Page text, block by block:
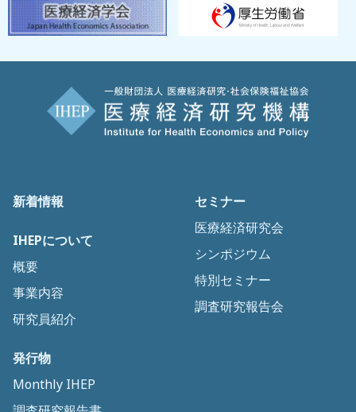
新着情報
IHEPについて
概要
事業内容
研究員紹介
セミナー
医療経済研究会
シンポジウム
特別セミナー
調査研究報告会
発行物
Monthly IHEP